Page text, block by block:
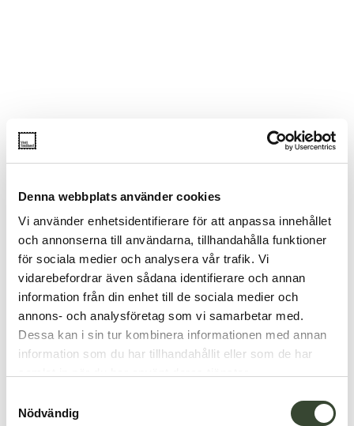
Denna webbplats använder cookies
Vi använder enhetsidentifierare för att anpassa innehållet
och annonserna till användarna, tillhandahålla funktioner
för sociala medier och analysera vår trafik. Vi
vidarebefordrar även sådana identifierare och annan
information från din enhet till de sociala medier och
annons- och analysföretag som vi samarbetar med.
Dessa kan i sin tur kombinera informationen med annan
information som du har tillhandahållit eller som de har
Nödvändig